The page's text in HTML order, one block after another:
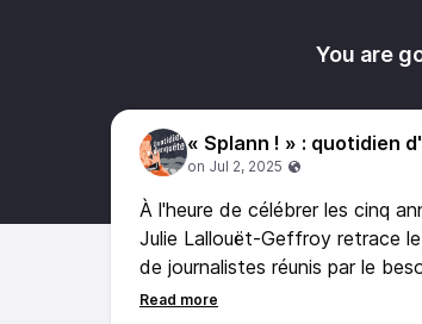
You are
« Splann ! » : quotidien
À l'heure de célébrer les cinq
Julie Lallouët-Geffroy retrace
de journalistes réunis par le
raconter l'envers de la carte